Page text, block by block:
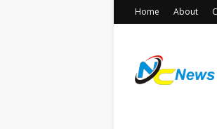
Home About